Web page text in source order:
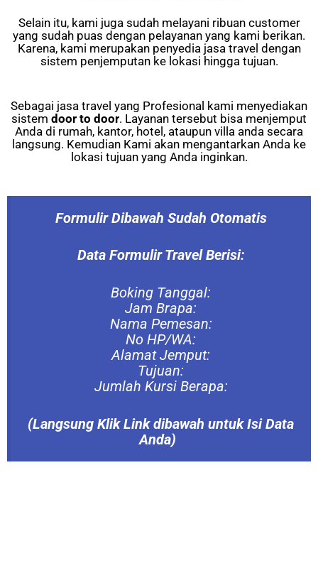
Selain itu, kami juga sudah melayani ribuan customer
yang sudah puas dengan pelayanan yang kami berikan.
Karena, kami merupakan penyedia jasa travel dengan
sistem penjemputan ke lokasi hingga tujuan.
Sebagai jasa travel yang Profesional kami menyediakan
sistem door to door. Layanan tersebut bisa menjemput
Anda di rumah, kantor, hotel, ataupun villa anda secara
langsung. Kemudian Kami akan mengantarkan Anda ke
lokasi tujuan yang Anda inginkan.
Formulir Dibawah Sudah Otomatis
Data Formulir Travel Berisi:
Boking Tanggal:
Jam Brapa:
Nama Pemesan:
No HP/WA:
Alamat Jemput:
Tujuan:
Jumlah Kursi Berapa:
(Langsung Klik Link dibawah untuk Isi Data
Anda)